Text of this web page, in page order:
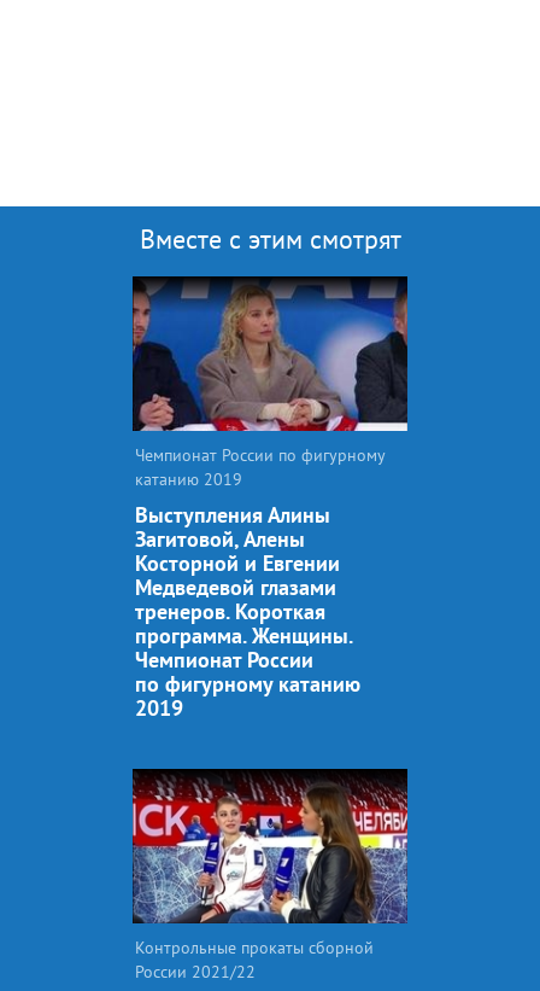
Вместе с этим смотрят
Чемпионат России по фигурному
катанию 2019
Выступления Алины
Загитовой, Алены
Косторной и Евгении
Медведевой глазами
тренеров. Короткая
программа. Женщины.
Чемпионат России
по фигурному катанию
2019
Контрольные прокаты сборной
России 2021/22